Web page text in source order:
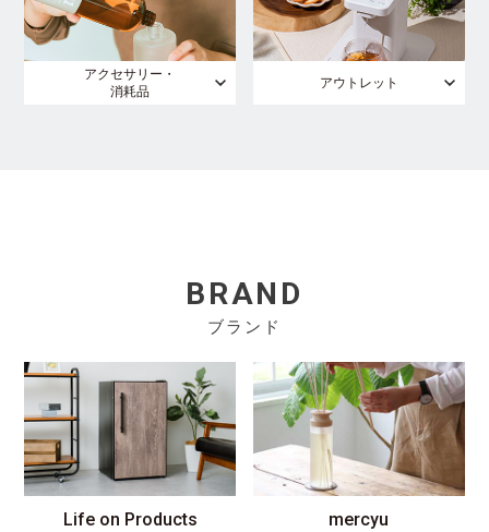
アクセサリー・
消耗品
アウトレット
BRAND
ブランド
Life on Products mercyu